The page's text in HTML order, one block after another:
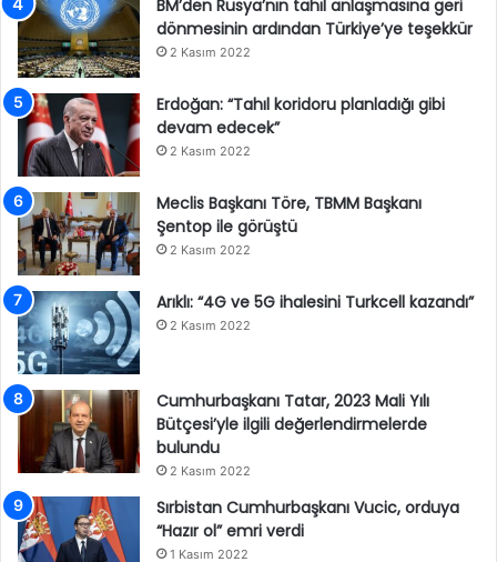
BM’den Rusya’nın tahıl anlaşmasına geri
dönmesinin ardından Türkiye’ye teşekkür
2 Kasım 2022
Erdoğan: “Tahıl koridoru planladığı gibi
devam edecek”
2 Kasım 2022
Meclis Başkanı Töre, TBMM Başkanı
Şentop ile görüştü
2 Kasım 2022
Arıklı: “4G ve 5G ihalesini Turkcell kazandı”
2 Kasım 2022
Cumhurbaşkanı Tatar, 2023 Mali Yılı
Bütçesi’yle ilgili değerlendirmelerde
bulundu
2 Kasım 2022
Sırbistan Cumhurbaşkanı Vucic, orduya
“Hazır ol” emri verdi
1 Kasım 2022